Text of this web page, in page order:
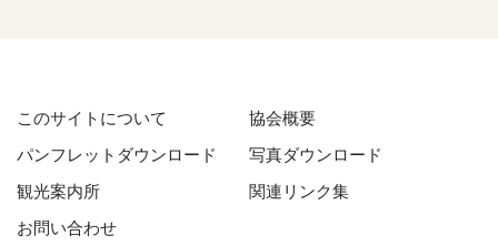
このサイトについて
協会概要
パンフレットダウンロード
写真ダウンロード
観光案内所
関連リンク集
お問い合わせ